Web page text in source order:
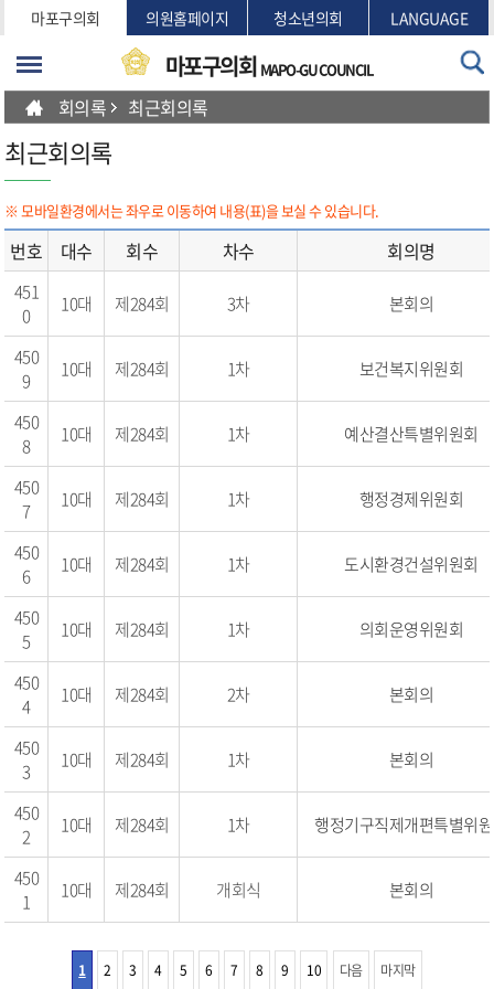
본문바로가기
마포구의회 의원홈페이지 청소년의회 LANGUAGE
마포구의회 MAPO-GU COUNCIL
회의록 최근회의록
최근회의록
※ 모바일환경에서는 좌우로 이동하여 내용(표)을 보실 수 있습니다.
번호 대수 회수 차수 회의명
451
0
10대 제284회 3차 본회의
450
9
10대 제284회 1차 보건복지위원회
450
8
10대 제284회 1차 예산결산특별위원회
450
7
10대 제284회 1차 행정경제위원회
450
6
10대 제284회 1차 도시환경건설위원회
450
5
10대 제284회 1차 의회운영위원회
450
4
10대 제284회 2차 본회의
450
3
10대 제284회 1차 본회의
450
2
10대 제284회 1차 행정기구직제개편특별위
450
1
10대 제284회 개회식 본회의
1 2 3 4 5 6 7 8 9 10 다음 마지막